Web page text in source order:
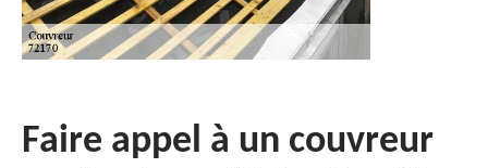
Faire appel à un couvreur